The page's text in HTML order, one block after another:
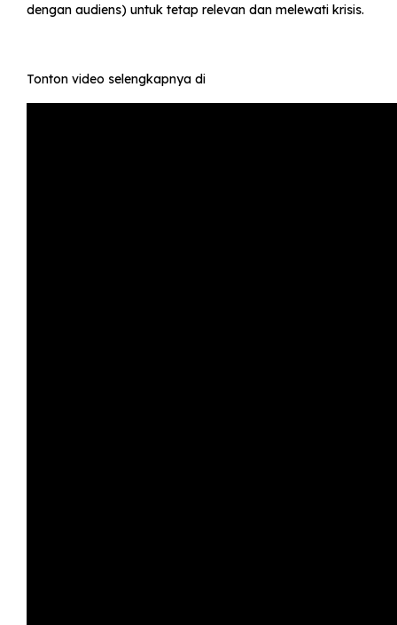
dengan audiens) untuk tetap relevan dan melewati krisis.
Tonton video selengkapnya di